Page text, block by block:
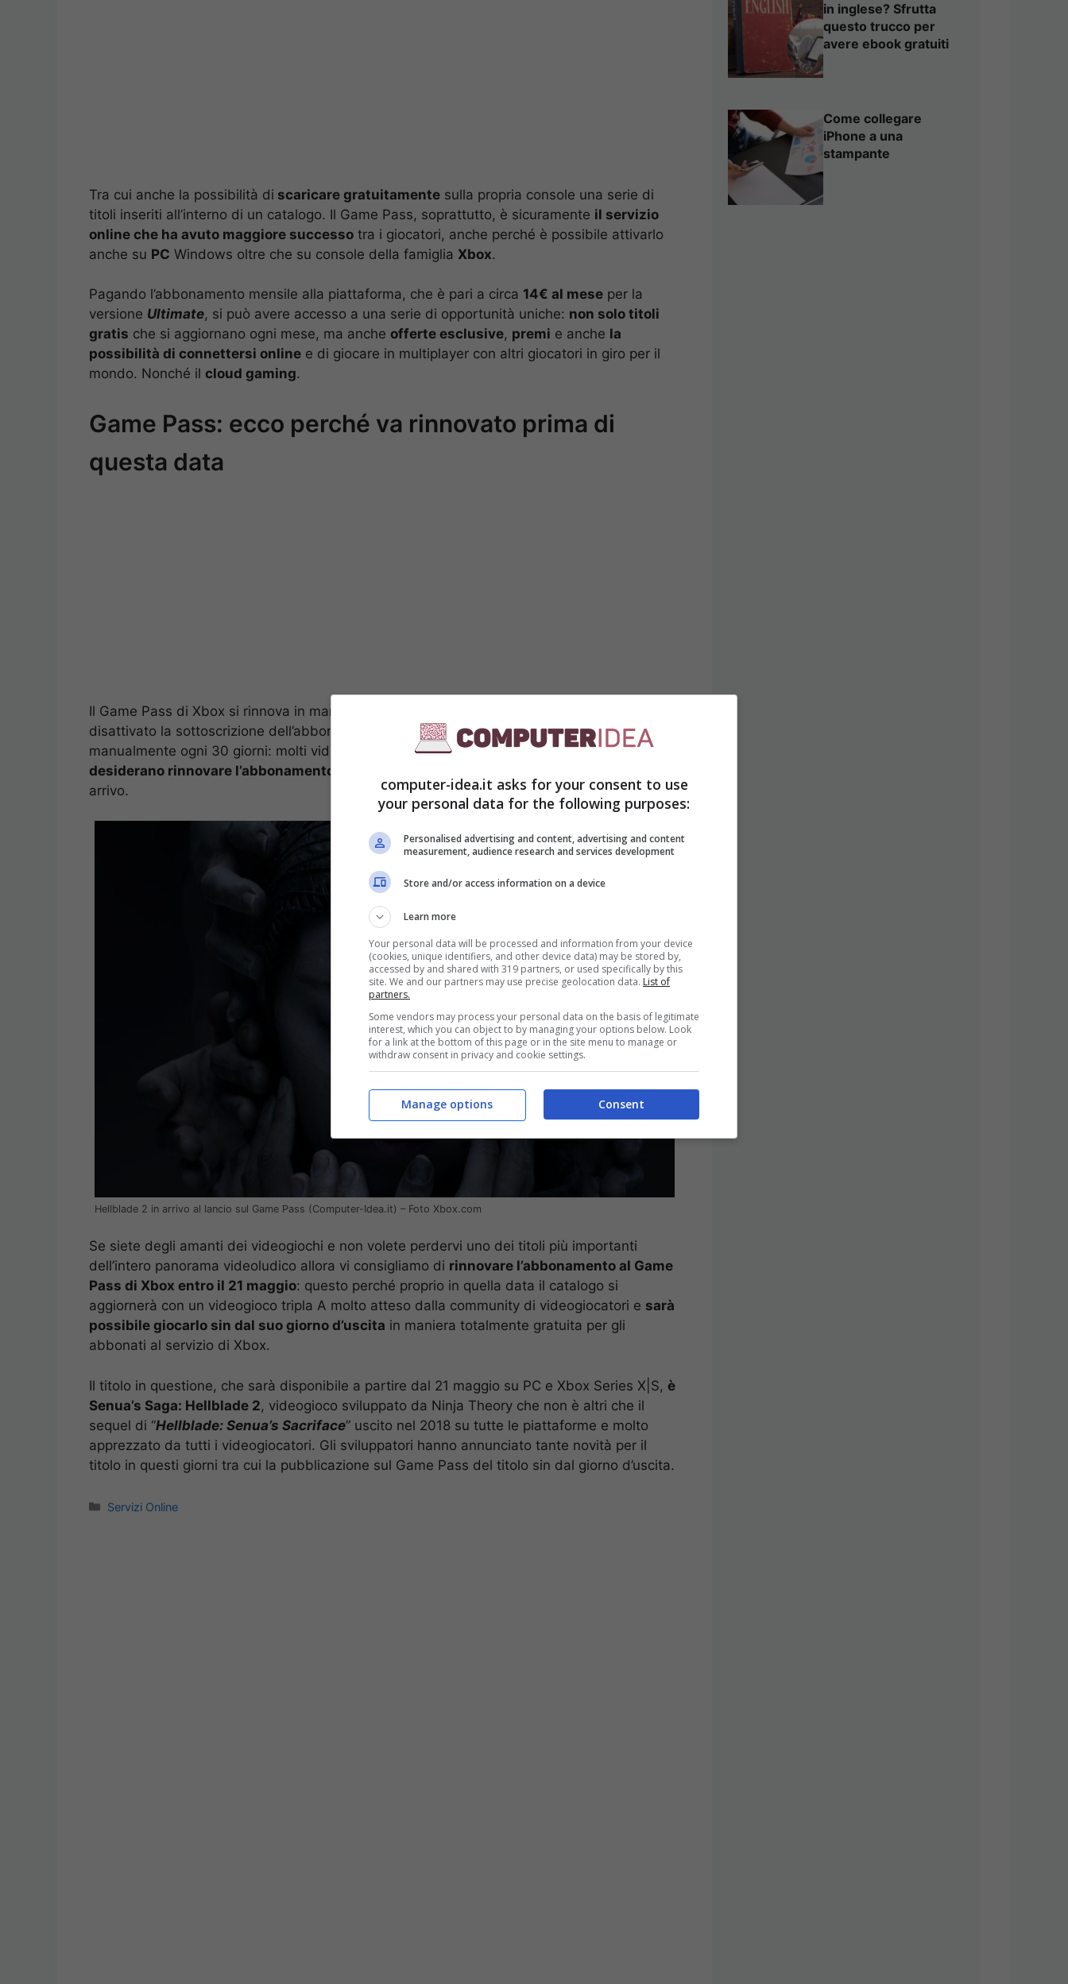
Tra cui anche la possibilità di scaricare gratuitamente sulla propria console una serie di
titoli inseriti all’interno di un catalogo. Il Game Pass, soprattutto, è sicuramente il servizio
online che ha avuto maggiore successo tra i giocatori, anche perché è possibile attivarlo
anche su PC Windows oltre che su console della famiglia Xbox.
Pagando l’abbonamento mensile alla piattaforma, che è pari a circa 14€ al mese per la
versione Ultimate, si può avere accesso a una serie di opportunità uniche: non solo titoli
gratis che si aggiornano ogni mese, ma anche offerte esclusive, premi e anche la
possibilità di connettersi online e di giocare in multiplayer con altri giocatori in giro per il
mondo. Nonché il cloud gaming.
Game Pass: ecco perché va rinnovato prima di
questa data
Il Game Pass di Xbox si rinnova in maniera automatica ogni mese, ma nel caso abbiate
disattivato la sottoscrizione dell’abbonamento ricorrente allora questa operazione va fatta
manualmente ogni 30 giorni: molti videogiocatori scelgono questa opzione perché
desiderano rinnovare l’abbonamento solamente quando ci sono titoli interessanti
arrivo.
Hellblade 2 in arrivo al lancio sul Game Pass (Computer-Idea.it) – Foto Xbox.com
Se siete degli amanti dei videogiochi e non volete perdervi uno dei titoli più importanti
dell’intero panorama videoludico allora vi consigliamo di rinnovare l’abbonamento al Game
Pass di Xbox entro il 21 maggio: questo perché proprio in quella data il catalogo si
aggiornerà con un videogioco tripla A molto atteso dalla community di videogiocatori e sarà
possibile giocarlo sin dal suo giorno d’uscita in maniera totalmente gratuita per gli
abbonati al servizio di Xbox.
Il titolo in questione, che sarà disponibile a partire dal 21 maggio su PC e Xbox Series X|S, è
Senua’s Saga: Hellblade 2, videogioco sviluppato da Ninja Theory che non è altri che il
sequel di “Hellblade: Senua’s Sacriface” uscito nel 2018 su tutte le piattaforme e molto
apprezzato da tutti i videogiocatori. Gli sviluppatori hanno annunciato tante novità per il
titolo in questi giorni tra cui la pubblicazione sul Game Pass del titolo sin dal giorno d’uscita.
Categorie
Servizi Online
in inglese? Sfrutta
questo trucco per
avere ebook gratuiti
Come collegare
iPhone a una
stampante
computer-idea.it asks for your consent to use
your personal data for the following purposes:
Personalised advertising and content, advertising and content
measurement, audience research and services development
Store and/or access information on a device
Learn more
Your personal data will be processed and information from your device
(cookies, unique identifiers, and other device data) may be stored by,
accessed by and shared with 319 partners, or used specifically by this
site. We and our partners may use precise geolocation data. List of
partners.
Some vendors may process your personal data on the basis of legitimate
interest, which you can object to by managing your options below. Look
for a link at the bottom of this page or in the site menu to manage or
withdraw consent in privacy and cookie settings.
Consent
Manage options